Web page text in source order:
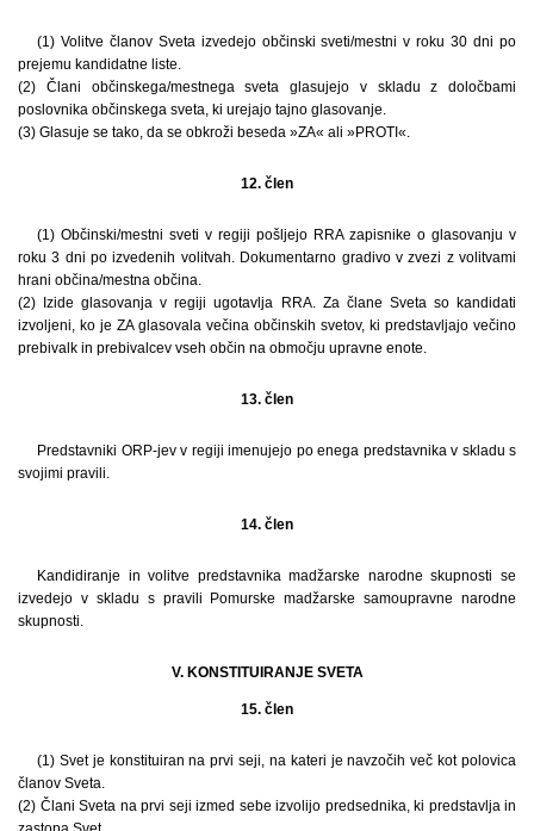
(1) Volitve članov Sveta izvedejo občinski sveti/mestni v roku 30 dni po
prejemu kandidatne liste.
(2) Člani občinskega/mestnega sveta glasujejo v skladu z določbami
poslovnika občinskega sveta, ki urejajo tajno glasovanje.
(3) Glasuje se tako, da se obkroži beseda »ZA« ali »PROTI«.
12. člen
(1) Občinski/mestni sveti v regiji pošljejo RRA zapisnike o glasovanju v
roku 3 dni po izvedenih volitvah. Dokumentarno gradivo v zvezi z volitvami
hrani občina/mestna občina.
(2) Izide glasovanja v regiji ugotavlja RRA. Za člane Sveta so kandidati
izvoljeni, ko je ZA glasovala večina občinskih svetov, ki predstavljajo večino
prebivalk in prebivalcev vseh občin na območju upravne enote.
13. člen
Predstavniki ORP-jev v regiji imenujejo po enega predstavnika v skladu s
svojimi pravili.
14. člen
Kandidiranje in volitve predstavnika madžarske narodne skupnosti se
izvedejo v skladu s pravili Pomurske madžarske samoupravne narodne
skupnosti.
V. KONSTITUIRANJE SVETA
15. člen
(1) Svet je konstituiran na prvi seji, na kateri je navzočih več kot polovica
članov Sveta.
(2) Člani Sveta na prvi seji izmed sebe izvolijo predsednika, ki predstavlja in